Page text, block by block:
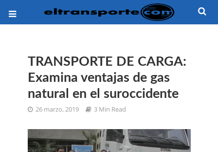
TRANSPORTE DE CARGA:
Examina ventajas de gas
natural en el suroccidente
26 marzo, 2019 3 Min Read